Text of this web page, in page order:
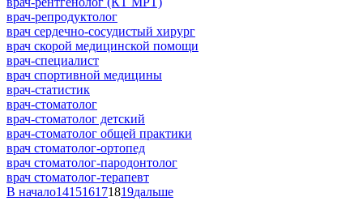
врач-репродуктолог
врач сердечно-сосудистый хирург
врач скорой медицинской помощи
врач-специалист
врач спортивной медицины
врач-статистик
врач-стоматолог
врач-стоматолог детский
врач-стоматолог общей практики
врач стоматолог-ортопед
врач стоматолог-пародонтолог
врач стоматолог-терапевт
В начало141516171819дальше